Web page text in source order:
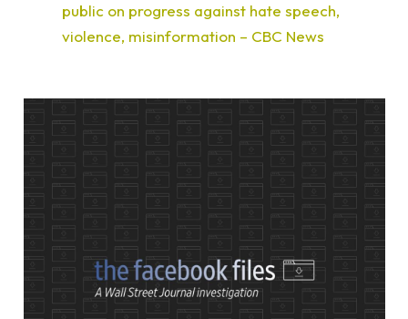
public on progress against hate speech,
violence, misinformation – CBC News